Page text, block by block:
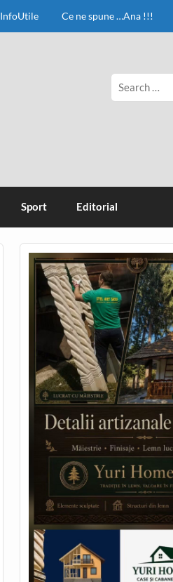
InfoUtile Ce ne spune …Ana !!!
Sport Editorial